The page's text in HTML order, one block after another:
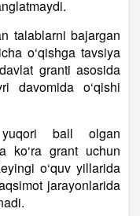
talablarni bajargan
o‘qishga tavsiya
granti asosida
davomida o‘qishi
ball olgan
ko‘ra grant uchun
o‘quv yillarida
jarayonlarida